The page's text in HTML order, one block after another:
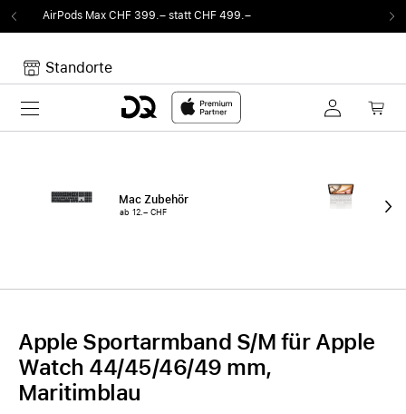
statt CHF 499.– DQ
Standorte
Toggle navigation
Mac Zubehör
ab 12.– CHF ab
Apple Sportarmband S/M für Apple
Watch 44/45/46/49 mm,
Maritimblau